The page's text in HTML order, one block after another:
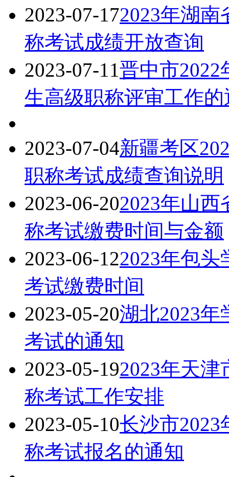
2023-07-172023年湖
称考试成绩开放查询
2023-07-11晋中市
生高级职称评审工作的
2023-07-04新疆考区
职称考试成绩查询说明
2023-06-202023年山
称考试缴费时间与金额
2023-06-122023年包
考试缴费时间
2023-05-20湖北2023
考试的通知
2023-05-192023年天
称考试工作安排
2023-05-10长沙市
称考试报名的通知